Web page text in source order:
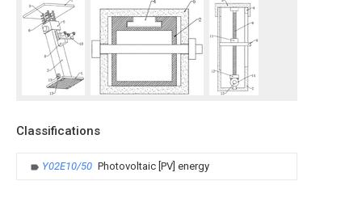
Classifications
Y02E10/50 Photovoltaic [PV] energy